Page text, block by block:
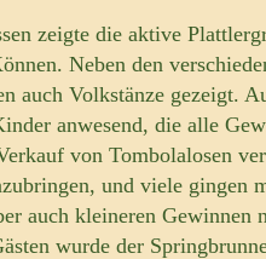
zeigte die aktive
Neben den
auch Volkstänze gezeigt.
anwesend, die alle
von Tombolalosen
und viele gingen
auch kleineren Gewinnen
wurde der